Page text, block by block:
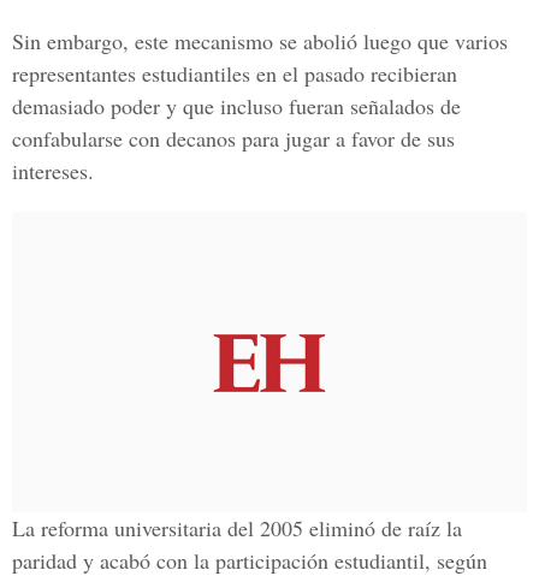
Sin embargo, este mecanismo se abolió luego que varios
representantes estudiantiles en el pasado recibieran
demasiado poder y que incluso fueran señalados de
confabularse con decanos para jugar a favor de sus
intereses.
La reforma universitaria del 2005 eliminó de raíz la
paridad y acabó con la participación estudiantil, según